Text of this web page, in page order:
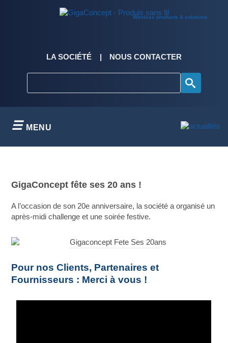
Wireless products & solutions
LA SOCIÉTÉ NOUS CONTACTER
MENU
GigaConcept fête ses 20 ans !
A l’occasion de son 20e anniversaire, la société a organisé un
après-midi challenge et une soirée festive.
Pour nos Clients, Partenaires et
Fournisseurs : Merci à vous !